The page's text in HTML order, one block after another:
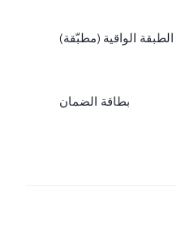
الطبقة الواقية (مطبّقة)
بطاقة الضمان